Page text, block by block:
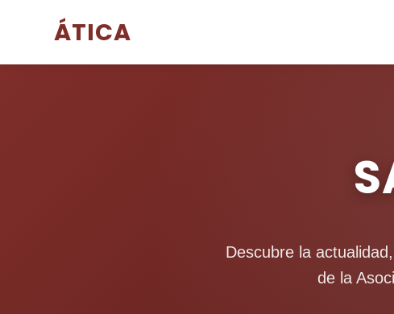
ÁTICA
Descubre la
de la